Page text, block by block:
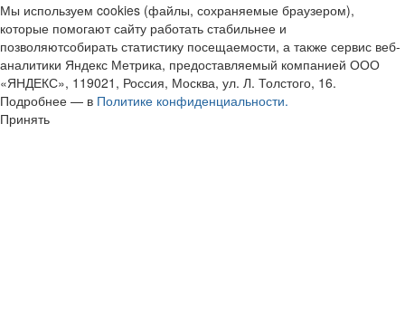
Мы используем cookies (файлы, сохраняемые браузером),
которые помогают сайту работать стабильнее и
позволяютсобирать статистику посещаемости, а также сервис веб-
аналитики Яндекс Метрика, предоставляемый компанией ООО
«ЯНДЕКС», 119021, Россия, Москва, ул. Л. Толстого, 16.
Подробнее — в Политике конфиденциальности.
Принять